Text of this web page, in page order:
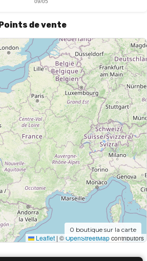
Points de vente
Leaflet | ©OpenStreetMapcontributors
0 boutique sur la carte